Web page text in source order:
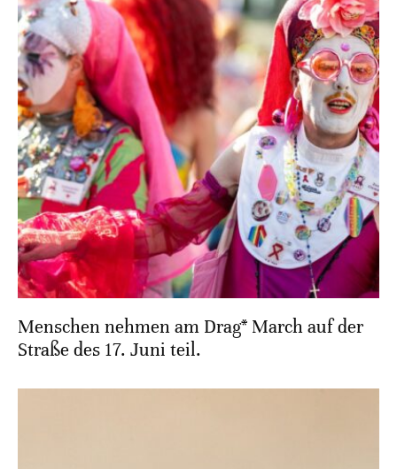
Menschen nehmen am Drag* March auf der
Straße des 17. Juni teil.